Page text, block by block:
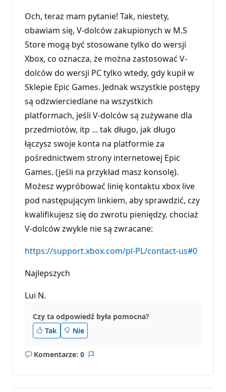
Och, teraz mam pytanie! Tak, niestety,
obawiam się, V-dolców zakupionych w M.S
Store mogą być stosowane tylko do wersji
Xbox, co oznacza, że można zastosować V-
dolców do wersji PC tylko wtedy, gdy kupił w
Sklepie Epic Games. Jednak wszystkie postępy
są odzwierciedlane na wszystkich
platformach, jeśli V-dolców są zużywane dla
przedmiotów, itp ... tak długo, jak długo
łączysz swoje konta na platformie za
pośrednictwem strony internetowej Epic
Games. (jeśli na przykład masz konsolę).
Możesz wypróbować linię kontaktu xbox live
pod następującym linkiem, aby sprawdzić, czy
kwalifikujesz się do zwrotu pieniędzy, chociaż
V-dolców zwykle nie są zwracane:
https://support.xbox.com/pl-PL/contact-us#0
Najlepszych
Lui N.
Czy ta odpowiedź była pomocna?
Tak
Nie
Komentarze: 0
Brak